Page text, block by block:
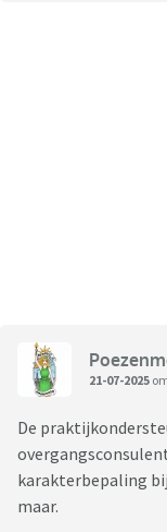
21-07-2025
De
karakterbepaling
maar.